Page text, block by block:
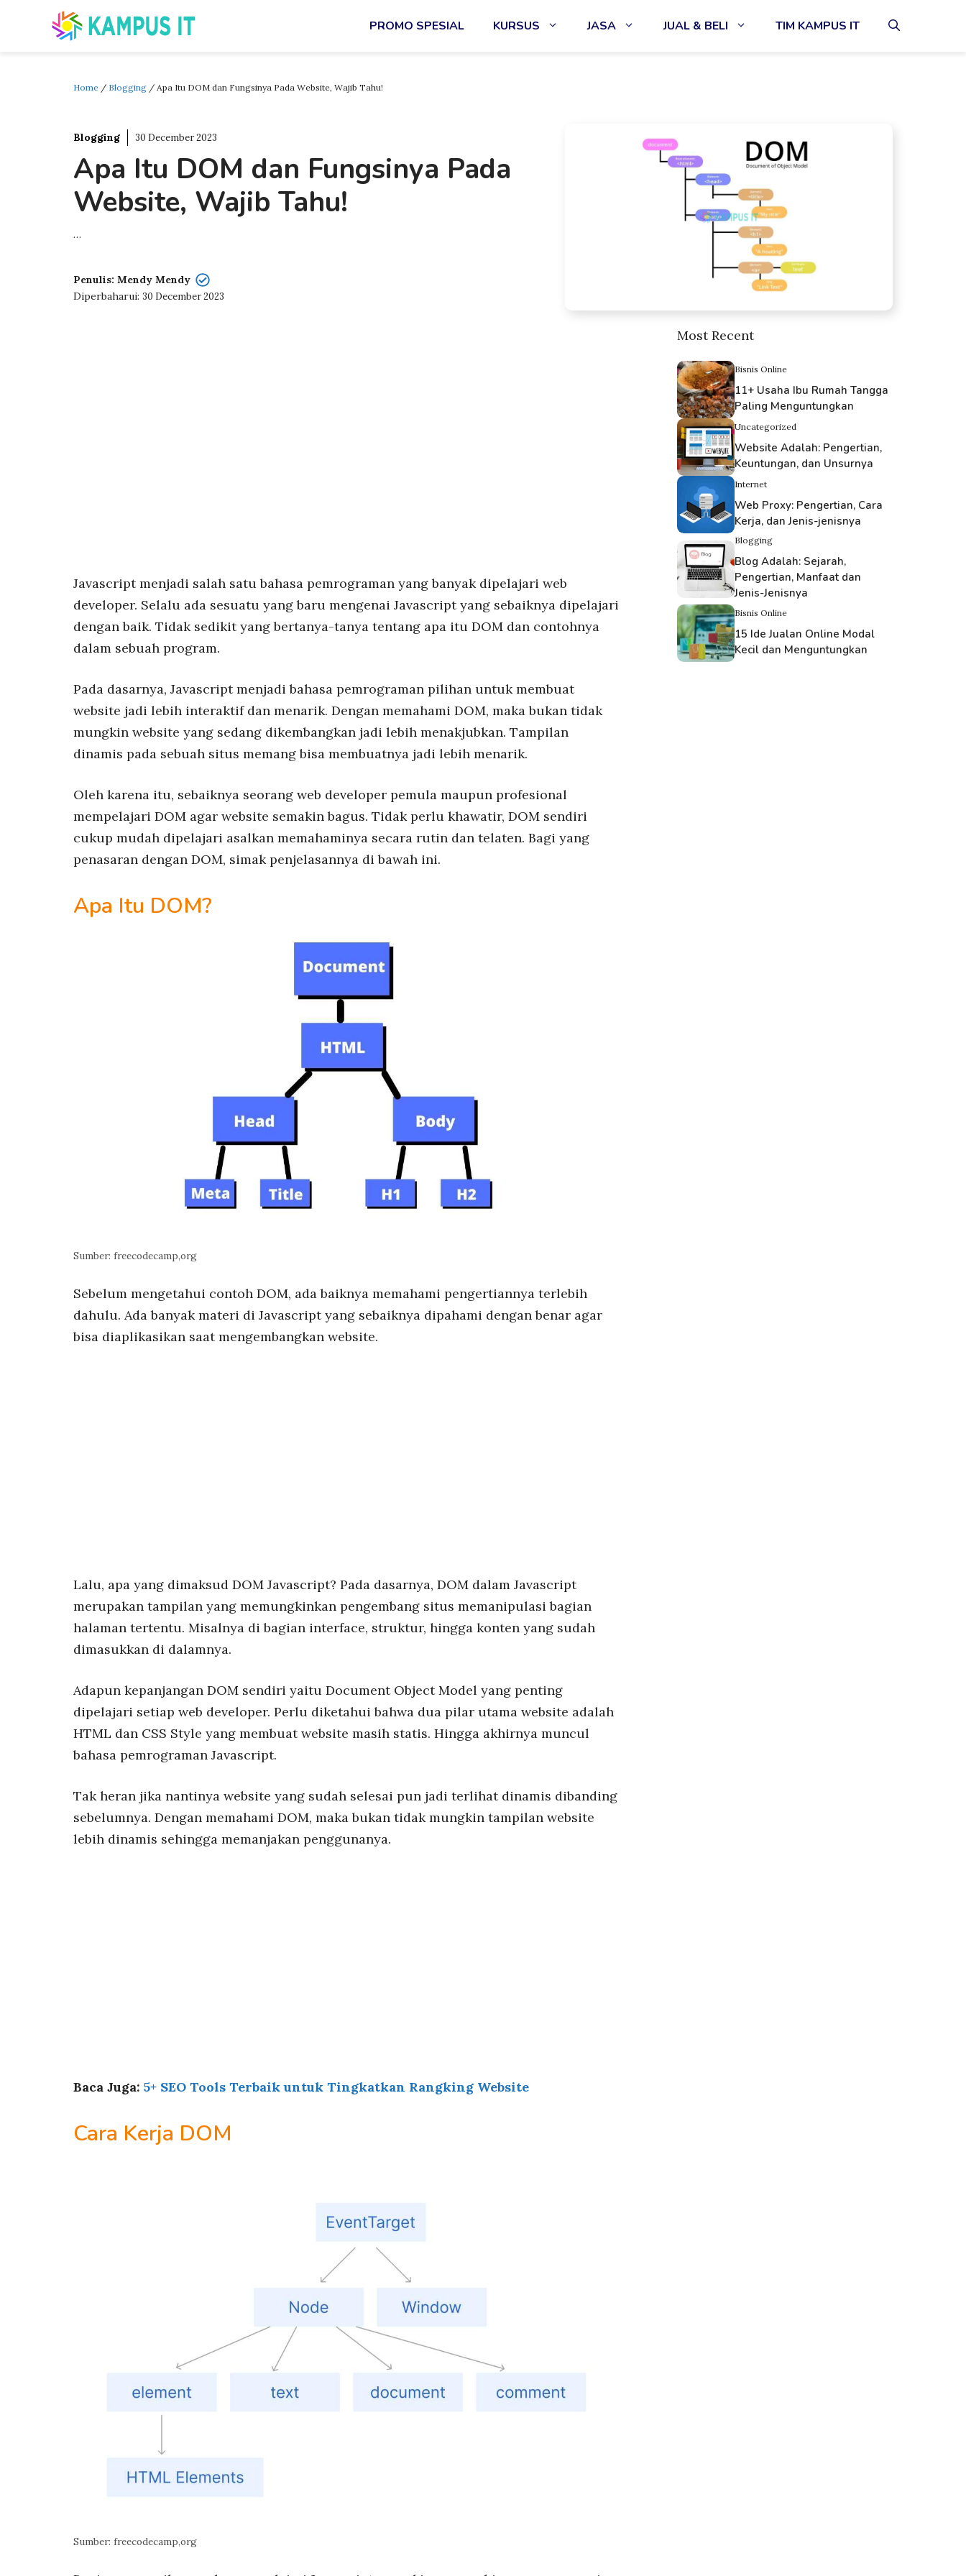
PROMO SPESIAL KURSUS JASA JUAL & BELI TIM KAMPUS IT
Home / Blogging / Apa Itu DOM dan Fungsinya Pada Website, Wajib Tahu!
Blogging 30 December 2023
Apa Itu DOM dan Fungsinya Pada
Website, Wajib Tahu!
…
Penulis: Mendy Mendy
Diperbaharui: 30 December 2023
Javascript menjadi salah satu bahasa pemrograman yang banyak dipelajari web
developer. Selalu ada sesuatu yang baru mengenai Javascript yang sebaiknya dipelajari
dengan baik. Tidak sedikit yang bertanya-tanya tentang apa itu DOM dan contohnya
dalam sebuah program.
Pada dasarnya, Javascript menjadi bahasa pemrograman pilihan untuk membuat
website jadi lebih interaktif dan menarik. Dengan memahami DOM, maka bukan tidak
mungkin website yang sedang dikembangkan jadi lebih menakjubkan. Tampilan
dinamis pada sebuah situs memang bisa membuatnya jadi lebih menarik.
Oleh karena itu, sebaiknya seorang web developer pemula maupun profesional
mempelajari DOM agar website semakin bagus. Tidak perlu khawatir, DOM sendiri
cukup mudah dipelajari asalkan memahaminya secara rutin dan telaten. Bagi yang
penasaran dengan DOM, simak penjelasannya di bawah ini.
Apa Itu DOM?
Sumber: freecodecamp,org
Sebelum mengetahui contoh DOM, ada baiknya memahami pengertiannya terlebih
dahulu. Ada banyak materi di Javascript yang sebaiknya dipahami dengan benar agar
bisa diaplikasikan saat mengembangkan website.
Lalu, apa yang dimaksud DOM Javascript? Pada dasarnya, DOM dalam Javascript
merupakan tampilan yang memungkinkan pengembang situs memanipulasi bagian
halaman tertentu. Misalnya di bagian interface, struktur, hingga konten yang sudah
dimasukkan di dalamnya.
Adapun kepanjangan DOM sendiri yaitu Document Object Model yang penting
dipelajari setiap web developer. Perlu diketahui bahwa dua pilar utama website adalah
HTML dan CSS Style yang membuat website masih statis. Hingga akhirnya muncul
bahasa pemrograman Javascript.
Tak heran jika nantinya website yang sudah selesai pun jadi terlihat dinamis dibanding
sebelumnya. Dengan memahami DOM, maka bukan tidak mungkin tampilan website
lebih dinamis sehingga memanjakan penggunanya.
Baca Juga: 5+ SEO Tools Terbaik untuk Tingkatkan Rangking Website
Cara Kerja DOM
Sumber: freecodecamp,org
Most Recent
Bisnis Online
11+ Usaha Ibu Rumah Tangga
Paling Menguntungkan
Uncategorized
Website Adalah: Pengertian,
Keuntungan, dan Unsurnya
Internet
Web Proxy: Pengertian, Cara
Kerja, dan Jenis-jenisnya
Blogging
Blog Adalah: Sejarah,
Pengertian, Manfaat dan
Jenis-Jenisnya
Bisnis Online
15 Ide Jualan Online Modal
Kecil dan Menguntungkan